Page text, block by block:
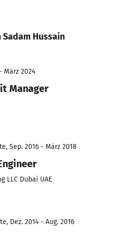
Hussain
März 2024
Manager
Sep. 2016 - März 2018
LLC Dubai UAE
Dez. 2014 - Aug. 2016